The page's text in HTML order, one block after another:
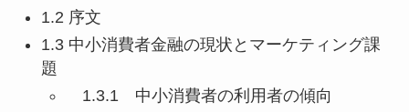
1.2 序文
1.3 中小消費者金融の現状とマーケティング課
題
1.3.1 中小消費者の利用者の傾向